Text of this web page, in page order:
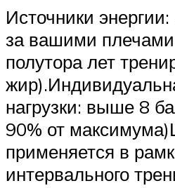
Источники энергии:
за вашими
полутора лет
нагрузки: выше 8
90% от
применяется в
интервального